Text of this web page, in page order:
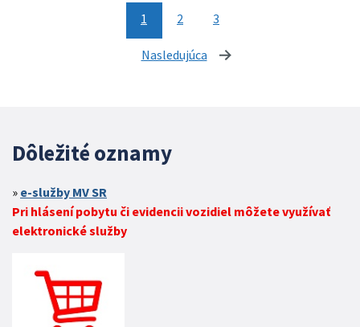
1 2 3
Nasledujúca stránka
Dôležité oznamy
e-služby MV SR
Pri hlásení pobytu či evidencii vozidiel môžete využívať
elektronické služby